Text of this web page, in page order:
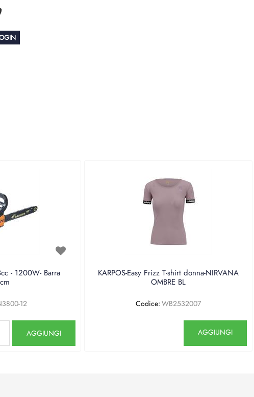
- 1200W- Barra
12
AGGIUNGI
KARPOS-Easy Frizz T-shirt donna-NIRVANA
OMBRE BL
Codice: WB2532007
AGGIUNGI